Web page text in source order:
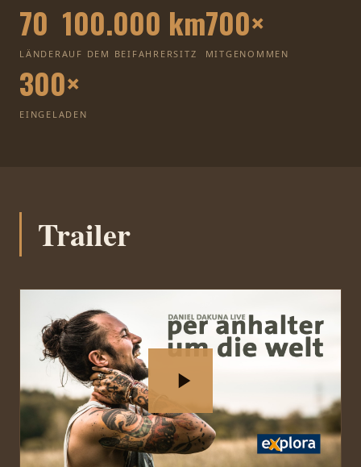
70
LÄNDER
100.000 km
AUF DEM BEIFAHRERSITZ
700×
MITGENOMMEN
300×
EINGELADEN
Trailer